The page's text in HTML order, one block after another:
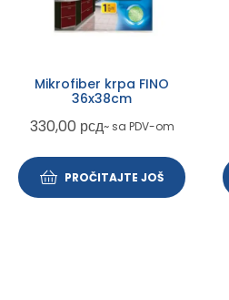
Mikrofiber krpa FINO
36x38cm
330,00 рсд~ sa PDV-om
PROČITAJTE JOŠ